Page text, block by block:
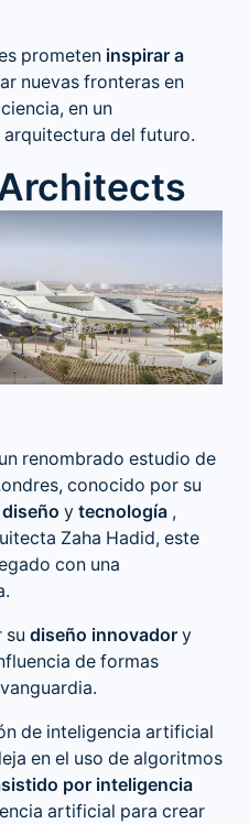
prometen inspirar a
nuevas fronteras en
en un
del futuro.
renombrado estudio de
conocido por su
diseño y tecnología ,
Zaha Hadid, este
con una
su diseño innovador y
de formas
de inteligencia artificial
en el uso de algoritmos
por inteligencia
artificial para crear